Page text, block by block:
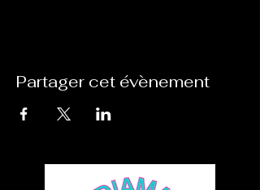
Partager cet évènement